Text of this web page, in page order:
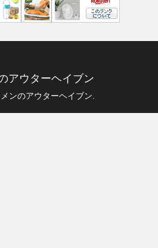
アウターヘイブン
ンのアウターヘイブン.